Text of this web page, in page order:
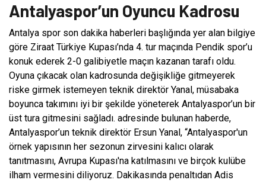
Antalyaspor’un Oyuncu Kadrosu
Antalya spor son dakika haberleri başlığında yer alan bilgiye
göre Ziraat Türkiye Kupası’nda 4. tur maçında Pendik spor’u
konuk ederek 2-0 galibiyetle maçın kazanan tarafı oldu.
Oyuna çıkacak olan kadrosunda değişikliğe gitmeyerek
riske girmek istemeyen teknik direktör Yanal, müsabaka
boyunca takımını iyi bir şekilde yöneterek Antalyaspor’un bir
üst tura gitmesini sağladı. adresinde bulunan haberde,
Antalyaspor’un teknik direktör Ersun Yanal, “Antalyaspor'un
örnek yapısının her sezonun zirvesini kalıcı olarak
tanıtmasını, Avrupa Kupası'na katılmasını ve birçok kulübe
ilham vermesini diliyoruz. Dakikasında penaltıdan Adis